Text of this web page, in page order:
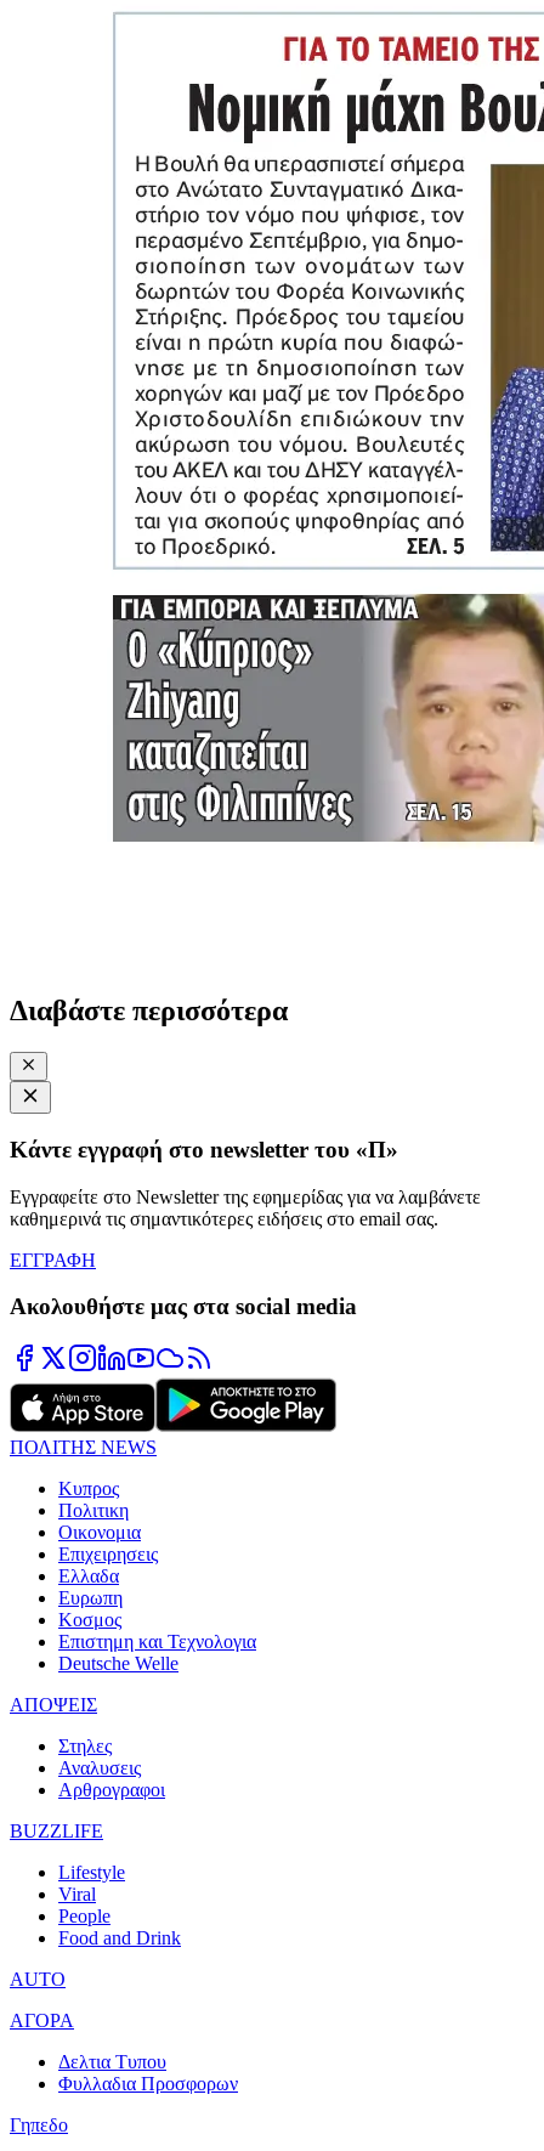
Διαβάστε περισσότερα
Κάντε εγγραφή στο newsletter του «Π»
Εγγραφείτε στο Newsletter της εφημερίδας για να λαμβάνετε
καθημερινά τις σημαντικότερες ειδήσεις στο email σας.
ΕΓΓΡΑΦΗ
Ακολουθήστε μας στα social media
ΠΟΛΙΤΗΣ NEWS
Κυπρος
Πολιτικη
Οικονομια
Επιχειρησεις
Ελλαδα
Ευρωπη
Κοσμος
Επιστημη και Τεχνολογια
Deutsche Welle
ΑΠΟΨΕΙΣ
Στηλες
Αναλυσεις
Αρθρογραφοι
BUZZLIFE
Lifestyle
Viral
People
Food and Drink
AUTO
ΑΓΟΡΑ
Δελτια Τυπου
Φυλλαδια Προσφορων
Γηπεδο